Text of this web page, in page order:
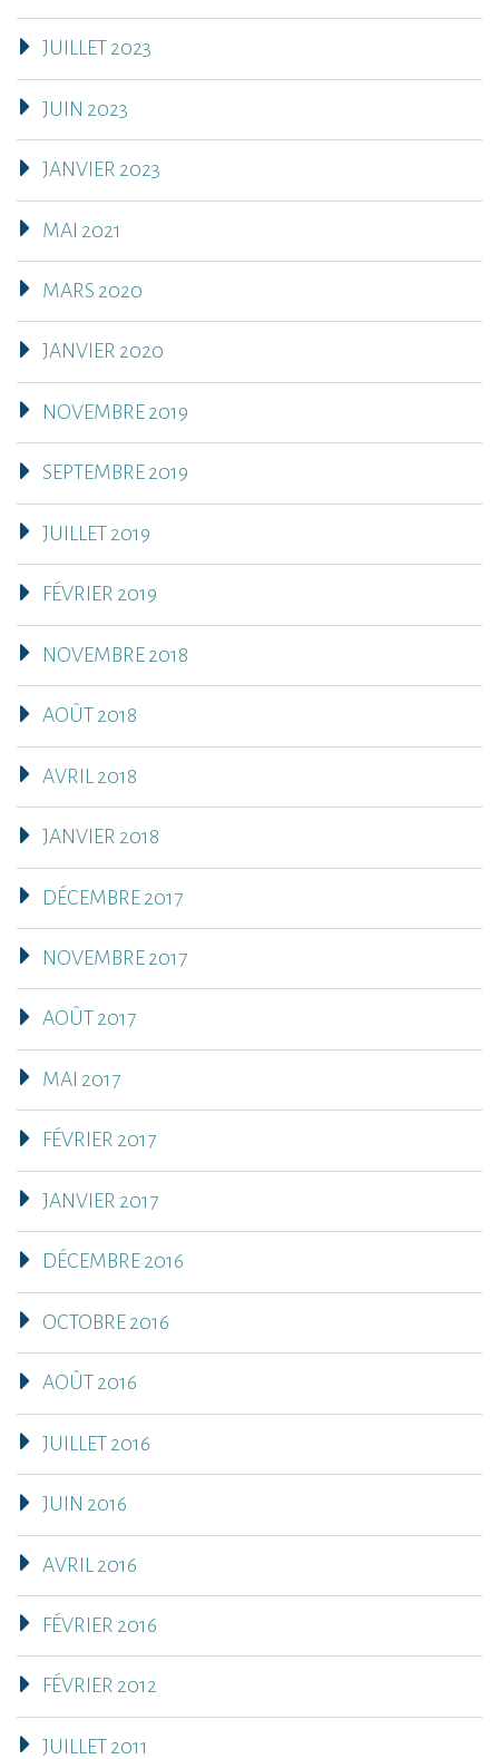
JUILLET 2023
JUIN 2023
JANVIER 2023
MAI 2021
MARS 2020
JANVIER 2020
NOVEMBRE 2019
SEPTEMBRE 2019
JUILLET 2019
FÉVRIER 2019
NOVEMBRE 2018
AOÛT 2018
AVRIL 2018
JANVIER 2018
DÉCEMBRE 2017
NOVEMBRE 2017
AOÛT 2017
MAI 2017
FÉVRIER 2017
JANVIER 2017
DÉCEMBRE 2016
OCTOBRE 2016
AOÛT 2016
JUILLET 2016
JUIN 2016
AVRIL 2016
FÉVRIER 2016
FÉVRIER 2012
JUILLET 2011